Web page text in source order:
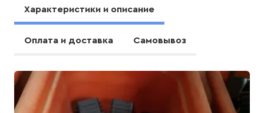
Характеристики и описание
Оплата и доставка Самовывоз